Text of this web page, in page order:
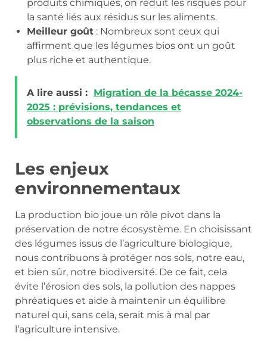
produits chimiques, on réduit les risques pour
la santé liés aux résidus sur les aliments.
Meilleur goût : Nombreux sont ceux qui
affirment que les légumes bios ont un goût
plus riche et authentique.
A lire aussi : Migration de la bécasse 2024-
2025 : prévisions, tendances et
observations de la saison
Les enjeux
environnementaux
La production bio joue un rôle pivot dans la
préservation de notre écosystème. En choisissant
des légumes issus de l’agriculture biologique,
nous contribuons à protéger nos sols, notre eau,
et bien sûr, notre biodiversité. De ce fait, cela
évite l’érosion des sols, la pollution des nappes
phréatiques et aide à maintenir un équilibre
naturel qui, sans cela, serait mis à mal par
l’agriculture intensive.